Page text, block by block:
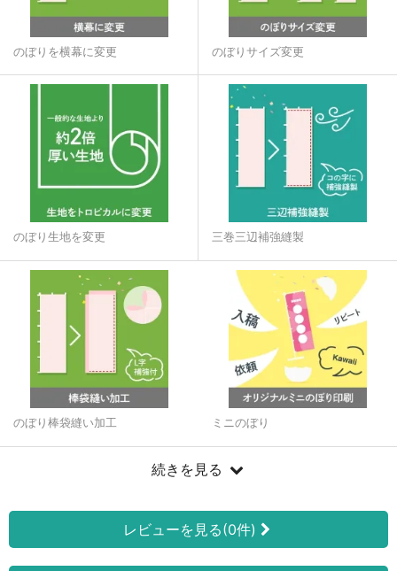
のぼりを横幕に変更 のぼりサイズ変更
のぼり生地を変更 三巻三辺補強縫製
のぼり棒袋縫い加工 ミニのぼり
続きを見る
レビューを見る(0件)